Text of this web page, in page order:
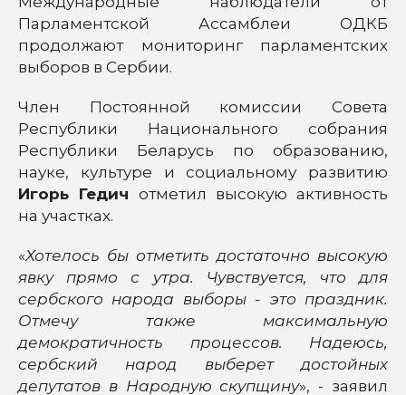
Парламентской Ассамблеи ОДКБ
продолжают мониторинг парламентских
выборов в Сербии.
Член Постоянной комиссии Совета
Республики Национального собрания
Республики Беларусь по образованию,
науке, культуре и социальному развитию
Игорь Гедич отметил высокую активность
на участках.
«Хотелось бы отметить достаточно высокую
явку прямо с утра. Чувствуется, что для
сербского народа выборы - это праздник.
Отмечу также максимальную
демократичность процессов. Надеюсь,
сербский народ выберет достойных
депутатов в Народную скупщину», - заявил